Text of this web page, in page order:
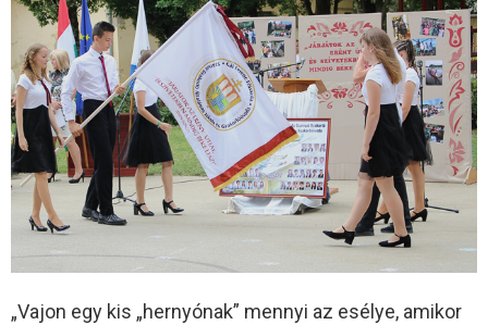
„Vajon egy kis „hernyónak” mennyi az esélye, amikor